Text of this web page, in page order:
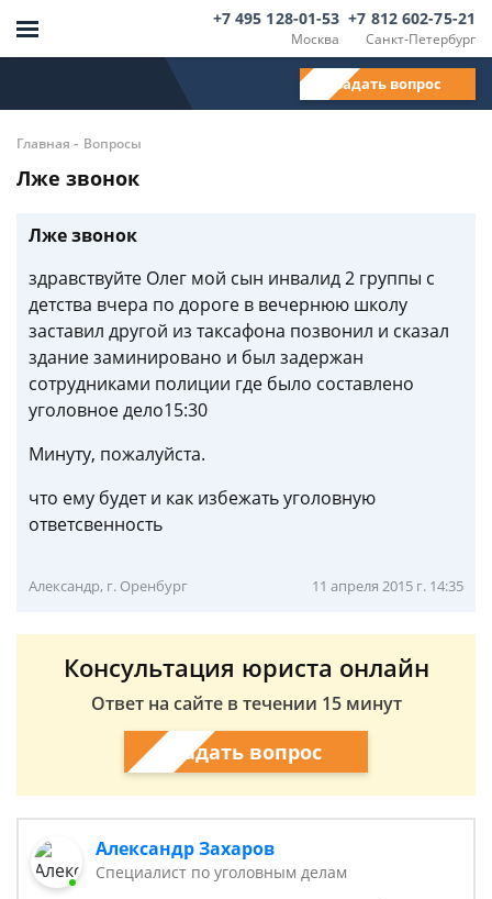
Москва
+7 495 128-01-53
Санкт-Петербург
+7 812 602-75-21
Задать вопрос
Главная - Вопросы
Лже звонок
Лже звонок
здравствуйте Олег мой сын инвалид 2 группы с
детства вчера по дороге в вечернюю школу
заставил другой из таксафона позвонил и сказал
здание заминировано и был задержан
сотрудниками полиции где было составлено
уголовное дело15:30
Минуту, пожалуйста.
что ему будет и как избежать уголовную
ответсвенность
Александр, г. Оренбург 11 апреля 2015 г. 14:35
Консультация юриста онлайн
Ответ на сайте в течении 15 минут
Задать вопрос
Александр Захаров
Специалист по уголовным делам